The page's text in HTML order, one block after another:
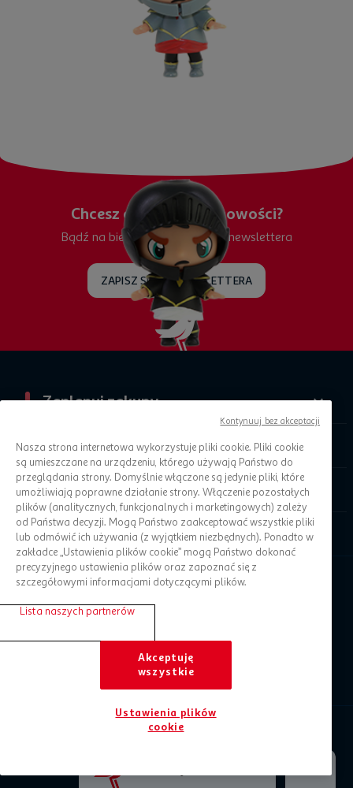
Chcesz otrzymywać nowości?
Bądź na bieżąco, zapisz się do newslettera
ZAPISZ SIĘ DO NEWSLETTERA
Zaplanuj zakupy
O Auchan
Informacje prawne
Pomoc
Auchan Retail International 2026 - Wszelkie prawa
Nasza strona internetowa wykorzystuje pliki cookie. Pliki cookie
są umieszczane na urządzeniu, którego używają Państwo do
przeglądania strony. Domyślnie włączone są jedynie pliki, które
umożliwiają poprawne działanie strony. Włączenie pozostałych
plików (analitycznych, funkcjonalnych i marketingowych) zależy
od Państwa decyzji. Mogą Państwo zaakceptować wszystkie pliki
lub odmówić ich używania (z wyjątkiem niezbędnych). Ponadto w
zakładce „Ustawienia plików cookie” mogą Państwo dokonać
precyzyjnego ustawienia plików oraz zapoznać się z
szczegółowymi informacjami dotyczącymi plików.
Lista naszych partnerów
Akceptuję
wszystkie
Ustawienia plików
cookie
Kontynuuj bez akceptacji